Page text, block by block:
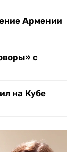
Армении
с
на Кубе